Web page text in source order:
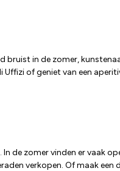
in de zomer,
of geniet van een
de zomer vinden er
verkopen. Of maak